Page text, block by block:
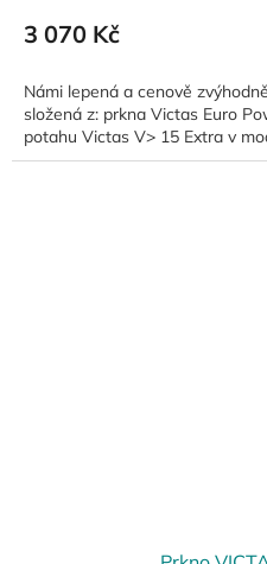
3 070 Kč
Námi lepená a cenově
složená z: prkna Victas Euro
potahu Victas V> 15 Extra v